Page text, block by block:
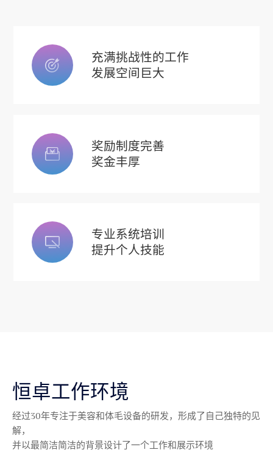
充满挑战性的工作
发展空间巨大
奖励制度完善
奖金丰厚
专业系统培训
提升个人技能
恒卓工作环境
经过30年专注于美容和体毛设备的研发，形成了自己独特的见
解，
并以最简洁简洁的背景设计了一个工作和展示环境